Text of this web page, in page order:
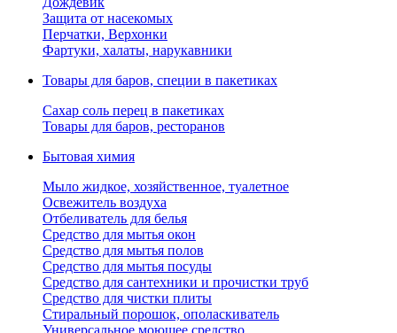
Защита от насекомых
Перчатки, Верхонки
Фартуки, халаты, нарукавники
Товары для баров, специи в пакетиках
Сахар соль перец в пакетиках
Товары для баров, ресторанов
Бытовая химия
Мыло жидкое, хозяйственное, туалетное
Освежитель воздуха
Отбеливатель для белья
Средство для мытья окон
Средство для мытья полов
Средство для мытья посуды
Средство для сантехники и прочистки труб
Средство для чистки плиты
Стиральный порошок, ополаскиватель
Универсальное моющее средство